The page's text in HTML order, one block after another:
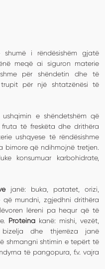
shumë i rëndësishëm gjatë
meqë ai siguron materie
për shëndetin dhe të
për një shtatzënësi të
e shëndetshëm që
të freskëta dhe drithëra
ushqyese të rëndësishme
bimore që ndihmojnë tretjen.
konsumuar karbohidrate,
janë: buka, patatet, orizi,
mundni, zgjedhni drithëra
lëreni pa hequr që të
Proteina kanë: mishi, vezët,
dhe thjerrëza janë
shmangni shtimin e tepërt të
të pangopura, f.v. vajra